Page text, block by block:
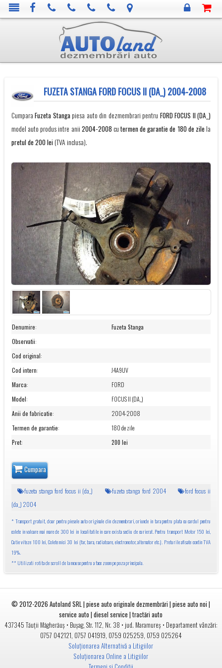
FUZETA STANGA FORD FOCUS II (DA_) 2004-2008
CumparaFuzeta Stangapiesa auto din dezmembrari pentru FORDFOCUS II (DA_)
model auto produs intre anii 2004-2008 cutermen de garantie de 180 de zile la
pretul de 200 lei(TVA inclusa).
Denumire:
Fuzeta Stanga
Observatii:
Cod original:
Cod intern:
J4A9UV
Marca:
FORD
Model:
FOCUS II (DA_)
Anii de fabricatie:
2004-2008
Termen de garantie:
180 de zile
Pret: 200 lei
Cumpara
fuzeta stanga ford focus ii (da_) fuzeta stanga ford 2004
ford focus ii
(da_) 2004
* Transport gratuit, doar pentru piesele auto originale din dezmembrari, oriunde in tara pentru plata cu cardul pentru
colete in valoare mai mare de 300 lei in localitatile in care exista sediu de curierat. Pentru transport Motor 150 lei,
Cutie viteze 100 lei, Colete mici 30 lei (far, bara, radiatoare, electromotor, alternator etc.). Preturile afisate contin TVA
19%.
** Utilizati rotita de scroll de la mouse pentru a face zoom pe poza principala.
© 2012-2026Autoland SRL | piese auto originale dezmembrări | piese auto noi |
service auto | diesel service | tractări auto
437345 Tăuții Măgherăuș• Bușag, Str. 112, Nr. 38 • jud. Maramureș • Departament vânzări:
0757 042121, 0757 041919, 0759 025259, 0759 025264
Soluționarea Alternativă a Litigiilor
Soluționarea Online a Litigiilor